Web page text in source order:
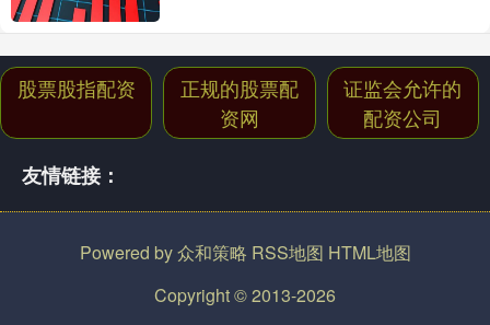
股票股指配资
正规的股票配
资网
证监会允许的
配资公司
友情链接：
Powered by众和策略 RSS地图 HTML地图
Copyright© 2013-2026